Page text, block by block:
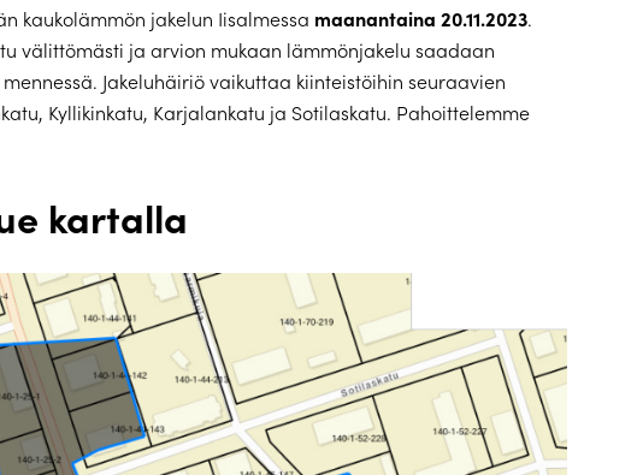
kaukolämmön jakelun Iisalmessa maanantaina 20.11.2023.
välittömästi ja arvion mukaan lämmönjakelu saadaan
Jakeluhäiriö vaikuttaa kiinteistöihin seuraavien
Kyllikinkatu, Karjalankatu ja Sotilaskatu. Pahoittelemme
kartalla